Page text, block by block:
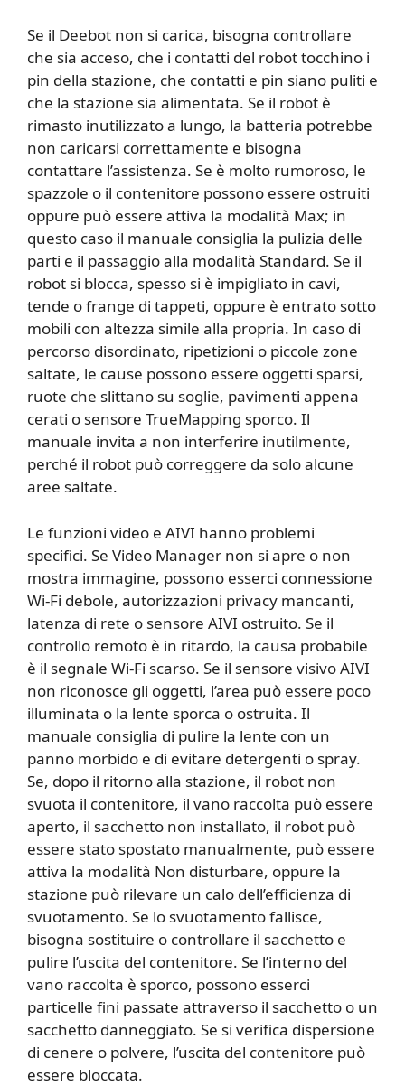
Se il Deebot non si carica, bisogna controllare
che sia acceso, che i contatti del robot tocchino i
pin della stazione, che contatti e pin siano puliti e
che la stazione sia alimentata. Se il robot è
rimasto inutilizzato a lungo, la batteria potrebbe
non caricarsi correttamente e bisogna
contattare l’assistenza. Se è molto rumoroso, le
spazzole o il contenitore possono essere ostruiti
oppure può essere attiva la modalità Max; in
questo caso il manuale consiglia la pulizia delle
parti e il passaggio alla modalità Standard. Se il
robot si blocca, spesso si è impigliato in cavi,
tende o frange di tappeti, oppure è entrato sotto
mobili con altezza simile alla propria. In caso di
percorso disordinato, ripetizioni o piccole zone
saltate, le cause possono essere oggetti sparsi,
ruote che slittano su soglie, pavimenti appena
cerati o sensore TrueMapping sporco. Il
manuale invita a non interferire inutilmente,
perché il robot può correggere da solo alcune
aree saltate.
Le funzioni video e AIVI hanno problemi
specifici. Se Video Manager non si apre o non
mostra immagine, possono esserci connessione
Wi-Fi debole, autorizzazioni privacy mancanti,
latenza di rete o sensore AIVI ostruito. Se il
controllo remoto è in ritardo, la causa probabile
è il segnale Wi-Fi scarso. Se il sensore visivo AIVI
non riconosce gli oggetti, l’area può essere poco
illuminata o la lente sporca o ostruita. Il
manuale consiglia di pulire la lente con un
panno morbido e di evitare detergenti o spray.
Se, dopo il ritorno alla stazione, il robot non
svuota il contenitore, il vano raccolta può essere
aperto, il sacchetto non installato, il robot può
essere stato spostato manualmente, può essere
attiva la modalità Non disturbare, oppure la
stazione può rilevare un calo dell’efficienza di
svuotamento. Se lo svuotamento fallisce,
bisogna sostituire o controllare il sacchetto e
pulire l’uscita del contenitore. Se l’interno del
vano raccolta è sporco, possono esserci
particelle fini passate attraverso il sacchetto o un
sacchetto danneggiato. Se si verifica dispersione
di cenere o polvere, l’uscita del contenitore può
essere bloccata.